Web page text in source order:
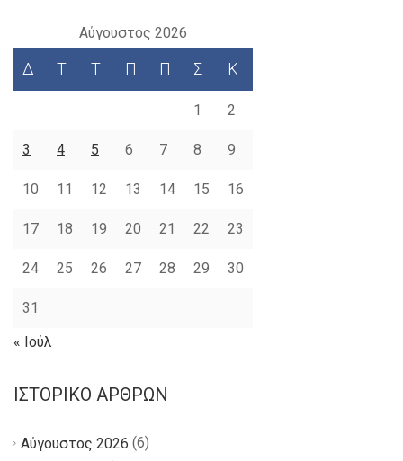
Αύγουστος 2026
Δ Τ Τ Π Π Σ Κ
1 2
3 4 5 6 7 8 9
10 11 12 13 14 15 16
17 18 19 20 21 22 23
24 25 26 27 28 29 30
31
« Ιούλ
ΙΣΤΟΡΙΚΌ ΆΡΘΡΩΝ
Αύγουστος 2026 (6)